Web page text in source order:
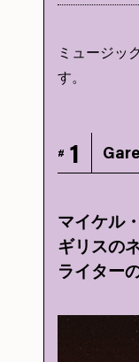
ミュージッ
す。
# 1
マイケル
ギリスの
ライター